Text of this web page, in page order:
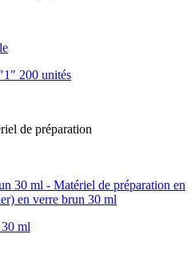
200 unités
de préparation
ml